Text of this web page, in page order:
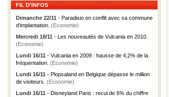
FIL D'INFOS
Dimanche 22/11 - Paradisio en conflit avec sa commune
d'implantation. (Economie)
Mercredi 18/11 - Les nouveautés de Vulcania en 2010.
(Economie)
Lundi 16/11 - Vulcania en 2009 : hausse de 4,2% de la
fréquentation. (Economie)
Lundi 16/11 - Plopsaland en Belgique dépasse le million
de visiteurs. (Economie)
Lundi 16/11 - Disneyland Paris : recul de 6% du chiffre